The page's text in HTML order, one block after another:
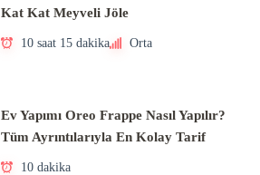
Kat Kat Meyveli Jöle
10 saat 15 dakika Orta
Ev Yapımı Oreo Frappe Nasıl Yapılır?
Tüm Ayrıntılarıyla En Kolay Tarif
10 dakika